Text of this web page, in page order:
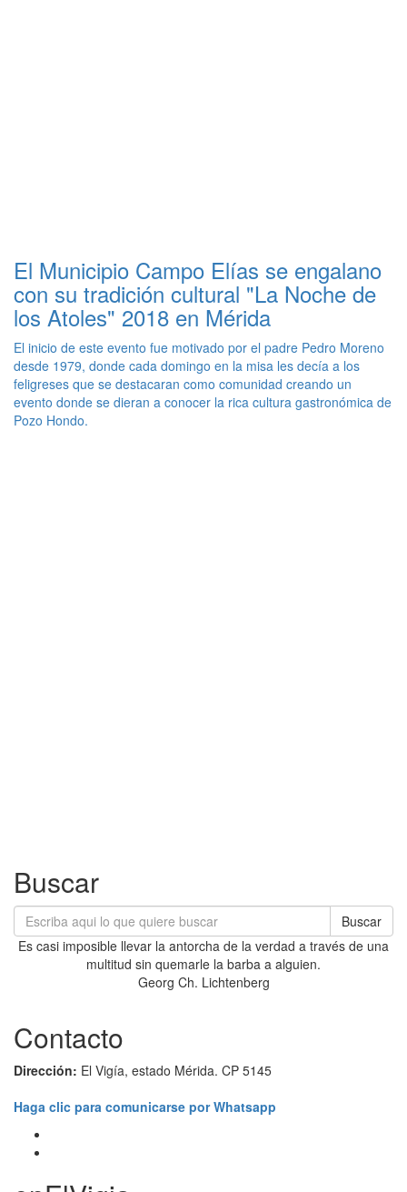
El Municipio Campo Elías se engalano
con su tradición cultural "La Noche de
los Atoles" 2018 en Mérida
El inicio de este evento fue motivado por el padre Pedro Moreno
desde 1979, donde cada domingo en la misa les decía a los
feligreses que se destacaran como comunidad creando un
evento donde se dieran a conocer la rica cultura gastronómica de
Pozo Hondo.
Buscar
Buscar
Es casi imposible llevar la antorcha de la verdad a través de una
multitud sin quemarle la barba a alguien.
Georg Ch. Lichtenberg
Contacto
Dirección: El Vigía, estado Mérida. CP 5145
Haga clic para comunicarse por Whatsapp